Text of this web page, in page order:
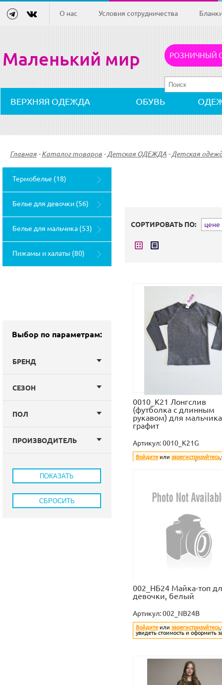
О нас Условия сотрудничества
Маленький мир РОЗНИЧНЫЙ
ВЕРХНЯЯ ОДЕЖДА ОБУВЬ
Главная - Каталог товаров - Детская ОДЕЖДА - Детская
Термобелье (18)
Белье для девочки (56)
Белье для мальчика (53)
Пижамы и халаты (80)
Выбор по параметрам:
БРЕНД
СЕЗОН
ПОЛ
ПРОИЗВОДИТЕЛЬ
СОРТИРОВАТЬ ПО: цене
0010_К21 Лонгслив
(футболка с длинным
рукавом) для
графит
Артикул:0010_K21G
Войдите или зарегистрируйтесь
увидеть стоимость и оформить
002_НБ24 Майка-топ
девочки, белый
Артикул:002_NB24B
Войдите или зарегистрируйтесь
увидеть стоимость и оформить